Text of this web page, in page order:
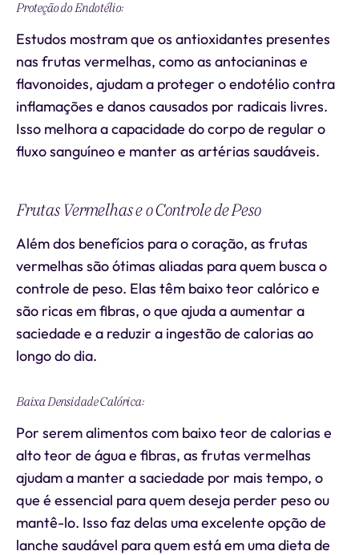
Proteção do Endotélio:
Estudos mostram que os antioxidantes presentes
nas frutas vermelhas, como as antocianinas e
flavonoides, ajudam a proteger o endotélio contra
inflamações e danos causados por radicais livres.
Isso melhora a capacidade do corpo de regular o
fluxo sanguíneo e manter as artérias saudáveis.
Frutas Vermelhas e o Controle de Peso
Além dos benefícios para o coração, as frutas
vermelhas são ótimas aliadas para quem busca o
controle de peso. Elas têm baixo teor calórico e
são ricas em fibras, o que ajuda a aumentar a
saciedade e a reduzir a ingestão de calorias ao
longo do dia.
Baixa Densidade Calórica:
Por serem alimentos com baixo teor de calorias e
alto teor de água e fibras, as frutas vermelhas
ajudam a manter a saciedade por mais tempo, o
que é essencial para quem deseja perder peso ou
mantê-lo. Isso faz delas uma excelente opção de
lanche saudável para quem está em uma dieta de